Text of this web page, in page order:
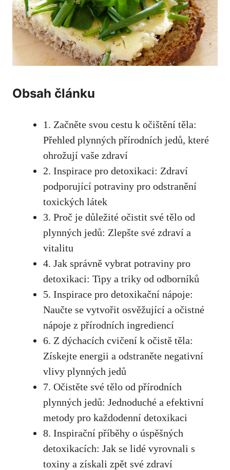
Obsah článku
1. Začněte svou cestu k očištění těla:
Přehled plynných přírodních jedů, které
ohrožují vaše zdraví
2. Inspirace pro detoxikaci: Zdraví
podporující potraviny pro odstranění
toxických látek
3. Proč je důležité očistit své tělo od
plynných jedů: Zlepšte své zdraví a
vitalitu
4. Jak správně vybrat potraviny pro
detoxikaci: Tipy a triky od odborníků
5. Inspirace pro detoxikační nápoje:
Naučte se vytvořit osvěžující a očistné
nápoje z přírodních ingrediencí
6. Z dýchacích cvičení k očistě těla:
Získejte energii a odstraněte negativní
vlivy plynných jedů
7. Očistěte své tělo od přírodních
plynných jedů: Jednoduché a efektivní
metody pro každodenní detoxikaci
8. Inspirační příběhy o úspěšných
detoxikacích: Jak se lidé vyrovnali s
toxiny a získali zpět své zdraví